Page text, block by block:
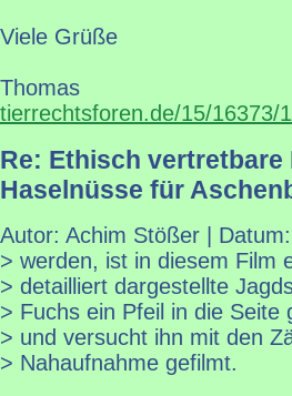
Viele Grüße
Thomas
tierrechtsforen.de/15/16373/
Re: Ethisch
Haselnüsse für
Autor: Achim Stößer | Datum:
> werden, ist in diesem Film
> detailliert dargestellte
> Fuchs ein Pfeil in die
> und versucht ihn mit den
> Nahaufnahme gefilmt.